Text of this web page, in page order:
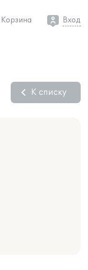
Корзина Вход
К списку